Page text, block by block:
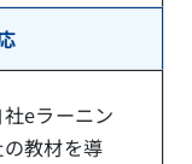
eラーニン
教材を導